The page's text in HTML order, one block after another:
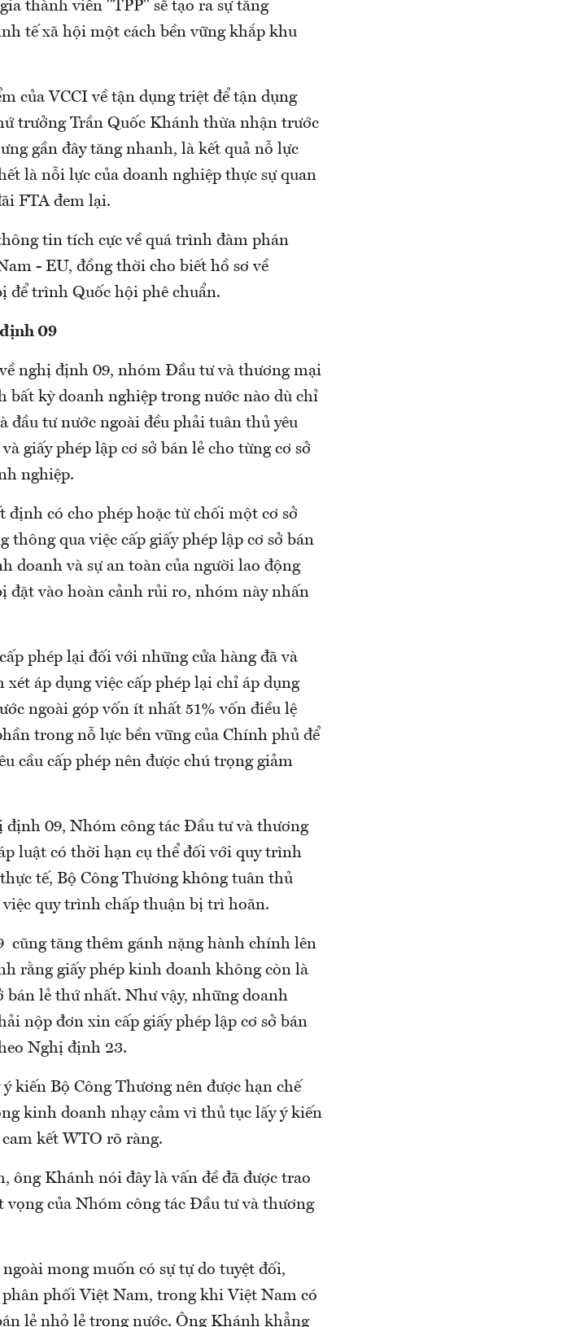
thành viên "TPP" sẽ tạo ra sự tăng
tế xã hội một cách bền vững khắp khu
của VCCI về tận dụng triệt để tận dụng
trưởng Trần Quốc Khánh thừa nhận trước
gần đây tăng nhanh, là kết quả nỗ lực
là nỗi lực của doanh nghiệp thực sự quan
FTA đem lại.
tin tích cực về quá trình đàm phán
- EU, đồng thời cho biết hồ sơ về
để trình Quốc hội phê chuẩn.
09
nghị định 09, nhóm Đầu tư và thương mại
kỳ doanh nghiệp trong nước nào dù chỉ
đầu tư nước ngoài đều phải tuân thủ yêu
giấy phép lập cơ sở bán lẻ cho từng cơ sở
nghiệp.
định có cho phép hoặc từ chối một cơ sở
thông qua việc cấp giấy phép lập cơ sở bán
doanh và sự an toàn của người lao động
đặt vào hoàn cảnh rủi ro, nhóm này nhấn
phép lại đối với những cửa hàng đã và
áp dụng việc cấp phép lại chỉ áp dụng
ngoài góp vốn ít nhất 51% vốn điều lệ
trong nỗ lực bền vững của Chính phủ để
cầu cấp phép nên được chú trọng giảm
định 09, Nhóm công tác Đầu tư và thương
luật có thời hạn cụ thể đối với quy trình
tế, Bộ Công Thương không tuân thủ
quy trình chấp thuận bị trì hoãn.
tăng thêm gánh nặng hành chính lên
rằng giấy phép kinh doanh không còn là
bán lẻ thứ nhất. Như vậy, những doanh
nộp đơn xin cấp giấy phép lập cơ sở bán
Nghị định 23.
kiến Bộ Công Thương nên được hạn chế
kinh doanh nhạy cảm vì thủ tục lấy ý kiến
kết WTO rõ ràng.
ông Khánh nói đây là vấn đề đã được trao
vọng của Nhóm công tác Đầu tư và thương
mong muốn có sự tự do tuyệt đối,
phối Việt Nam, trong khi Việt Nam có
lẻ nhỏ lẻ trong nước. Ông Khánh khẳng